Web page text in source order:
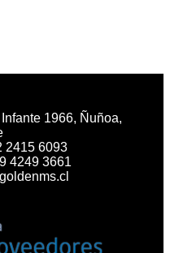
1966, Ñuñoa,
2415 6093
4249 3661